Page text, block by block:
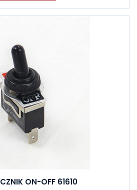
ON-OFF 61610